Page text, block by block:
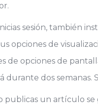
sesión, también
opciones de
de opciones de
durante dos semanas.
publicas un artículo